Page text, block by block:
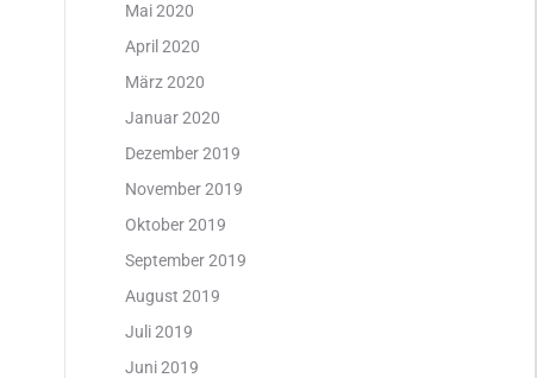
Mai 2020
April 2020
März 2020
Januar 2020
Dezember 2019
November 2019
Oktober 2019
September 2019
August 2019
Juli 2019
Juni 2019